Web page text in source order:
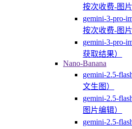
按次收费-图片
gemini-3-pro-
按次收费-图片
gemini-3-pro-
获取结果）
Nano-Banana
gemini-2.5-
文生图）
gemini-2.5-
图片编辑）
gemini-2.5-